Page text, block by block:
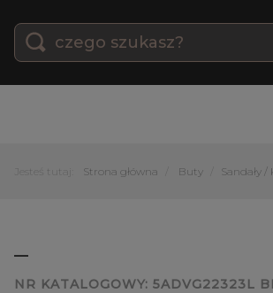
Jesteś tutaj: Strona główna Buty Sandały /
NR KATALOGOWY: 5ADVG22323L